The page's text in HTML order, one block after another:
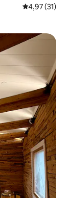
Średnia
4,97 (31)